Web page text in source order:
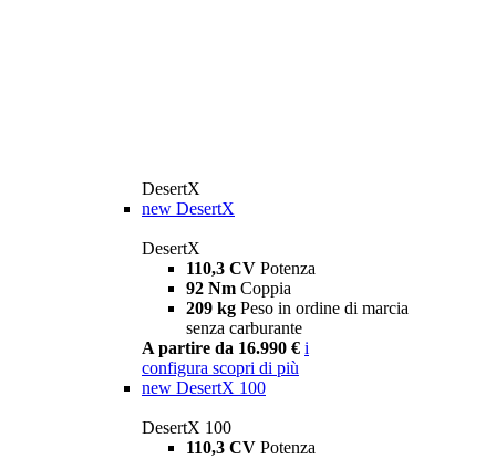
DesertX
new DesertX
DesertX
110,3 CV Potenza
92 Nm Coppia
209 kg Peso in ordine di marcia
senza carburante
A partire da 16.990 € i
configura scopri di più
new DesertX 100
DesertX 100
110,3 CV Potenza